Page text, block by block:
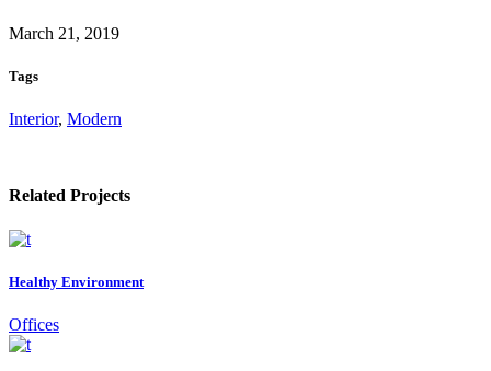
March 21, 2019
Tags
Interior, Modern
Related Projects
Healthy Environment
Offices